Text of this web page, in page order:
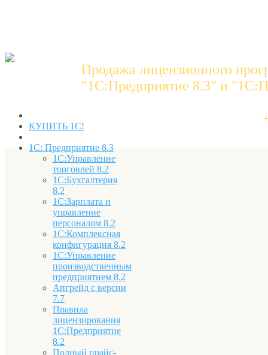
Продажа лицензионного
"1C:Предприятие 8.3" и
КУПИТЬ 1С!
1С: Предприятие 8.3
1С:Управление
торговлей 8.2
1С:Бухгалтерия
8.2
1С:Зарплата и
управление
персоналом 8.2
1С:Комплексная
конфигурация 8.2
1С:Управление
производственным
предприятием 8.2
Апгрейд с версии
7.7
Правила
лицензирования
1С:Предприятие
8.2
Полный прайс-